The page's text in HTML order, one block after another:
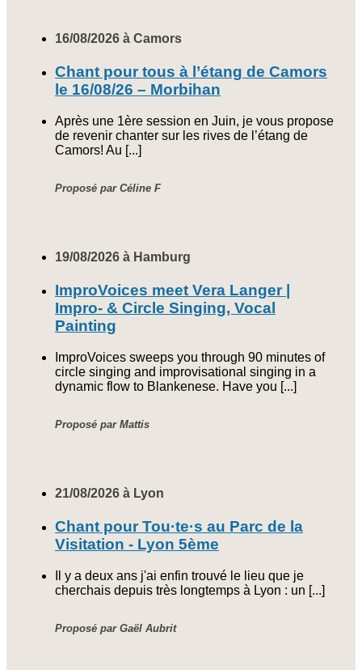
16/08/2026 à Camors
Chant pour tous à l’étang de Camors
le 16/08/26 – Morbihan
Après une 1ère session en Juin, je vous propose
de revenir chanter sur les rives de l’étang de
Camors! Au [...]
Proposé par Céline F
19/08/2026 à Hamburg
ImproVoices meet Vera Langer |
Impro- & Circle Singing, Vocal
Painting
ImproVoices sweeps you through 90 minutes of
circle singing and improvisational singing in a
dynamic flow to Blankenese. Have you [...]
Proposé par Mattis
21/08/2026 à Lyon
Chant pour Tou·te·s au Parc de la
Visitation - Lyon 5ème
Il y a deux ans j'ai enfin trouvé le lieu que je
cherchais depuis très longtemps à Lyon : un [...]
Proposé par Gaël Aubrit